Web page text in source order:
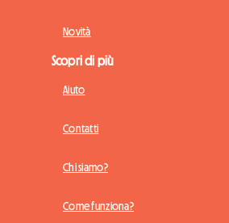
Novità
Scopri di più
Aiuto
Contatti
Chi siamo?
Come funziona?